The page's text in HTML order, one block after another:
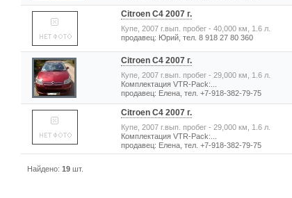
Citroen C4 2007 г.
Купе, 2007 г.вып. пробег - 40,000 км, 1.6 л.
продавец: Юрий, тел. 8 918 27 80 360
Citroen C4 2007 г.
Купе, 2007 г.вып. пробег - 29,000 км, 1.6 л.
Комплектация VTR-Pack:...
продавец: Елена, тел. +7-918-382-79-75
Citroen C4 2007 г.
Купе, 2007 г.вып. пробег - 29,000 км, 1.6 л.
Комплектация VTR-Pack:...
продавец: Елена, тел. +7-918-382-79-75
Найдено:19 шт.